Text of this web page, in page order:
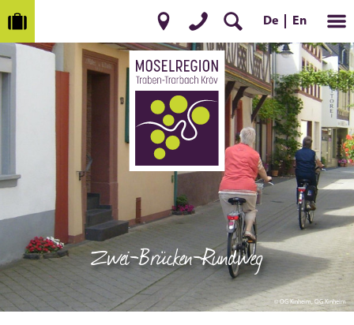
De En
© OG Kinheim, OG Kinheim
Zwei-Brücken-Rundweg